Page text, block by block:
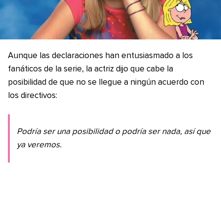
Aunque las declaraciones han entusiasmado a los
fanáticos de la serie, la actriz dijo que cabe la
posibilidad de que no se llegue a ningún acuerdo con
los directivos:
Podría ser una posibilidad o podría ser nada, así que
ya veremos.